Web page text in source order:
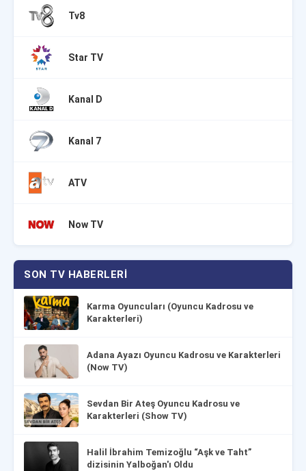
Tv8
Star TV
Kanal D
Kanal 7
ATV
Now TV
SON TV HABERLERI
Karma Oyuncuları (Oyuncu Kadrosu ve
Karakterleri)
Adana Ayazı Oyuncu Kadrosu ve Karakterleri
(Now TV)
Sevdan Bir Ateş Oyuncu Kadrosu ve
Karakterleri (Show TV)
Halil İbrahim Temizoğlu “Aşk ve Taht”
dizisinin Yalboğan'ı Oldu